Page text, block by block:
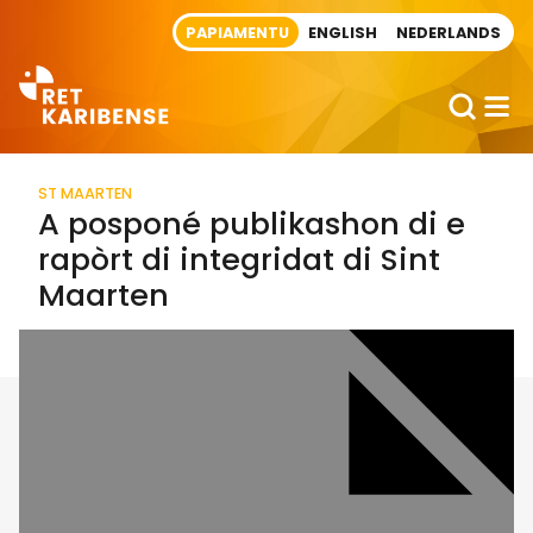
PAPIAMENTU ENGLISH NEDERLANDS
ST MAARTEN
A posponé publikashon di e
rapòrt di integridat di Sint
Maarten